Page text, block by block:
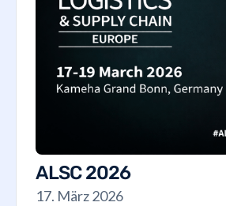
ALSC 2026
17. März 2026